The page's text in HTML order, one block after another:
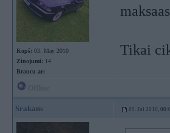
Kopš: 03. May 2010
Ziņojumi: 14
Braucu ar:
Tikai
Srakans 09. Jul 2010,